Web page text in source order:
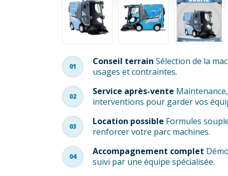
01 Conseil terrain Sélection de la
usages et contraintes.
02 Service après-vente
interventions pour garder vos
03 Location possible Formules
renforcer votre parc machines.
04 Accompagnement complet
suivi par une équipe spécialisée.